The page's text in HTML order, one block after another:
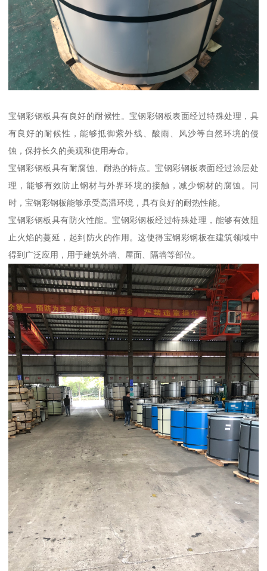
宝钢彩钢板具有良好的耐候性。宝钢彩钢板表面经过特殊处理，具
有良好的耐候性，能够抵御紫外线、酸雨、风沙等自然环境的侵
蚀，保持长久的美观和使用寿命。
宝钢彩钢板具有耐腐蚀、耐热的特点。宝钢彩钢板表面经过涂层处
理，能够有效防止钢材与外界环境的接触，减少钢材的腐蚀。同
时，宝钢彩钢板能够承受高温环境，具有良好的耐热性能。
宝钢彩钢板具有防火性能。宝钢彩钢板经过特殊处理，能够有效阻
止火焰的蔓延，起到防火的作用。这使得宝钢彩钢板在建筑领域中
得到广泛应用，用于建筑外墙、屋面、隔墙等部位。